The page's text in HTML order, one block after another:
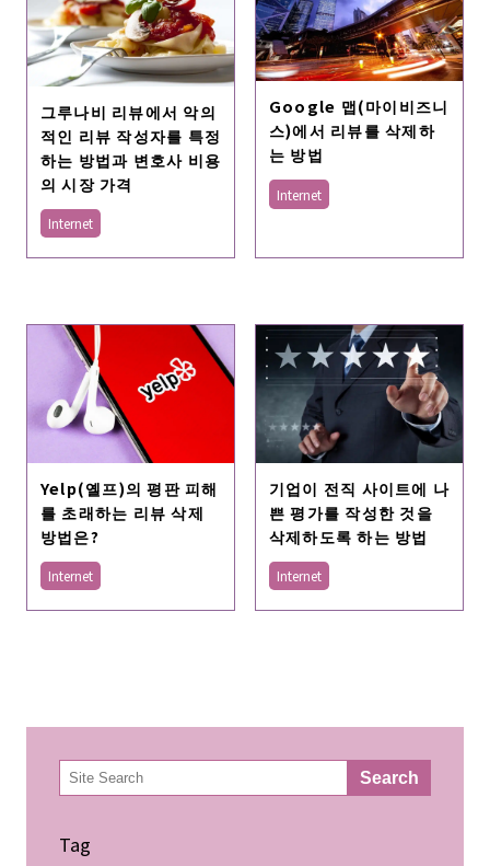
그루나비 리뷰에서 악의
적인 리뷰 작성자를 특정
하는 방법과 변호사 비용
의 시장 가격
Internet
Google 맵(마이비즈니
스)에서 리뷰를 삭제하
는 방법
Internet
Yelp(옐프)의 평판 피해
를 초래하는 리뷰 삭제
방법은?
Internet
기업이 전직 사이트에 나
쁜 평가를 작성한 것을
삭제하도록 하는 방법
Internet
検
索 Search
Tag